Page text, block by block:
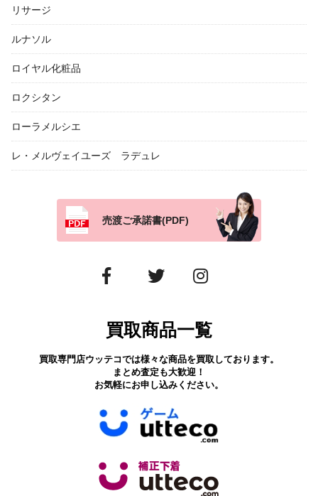
リサージ
ルナソル
ロイヤル化粧品
ロクシタン
ローラメルシエ
レ・メルヴェイユーズ ラデュレ
売渡ご承諾書(PDF)
買取商品一覧
買取専門店ウッテコでは様々な商品を買取しております。
まとめ査定も大歓迎！
お気軽にお申し込みください。